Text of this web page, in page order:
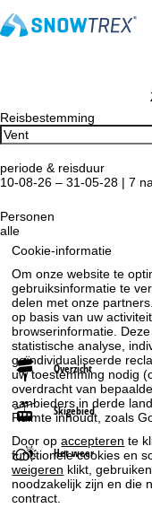
Cookie-informatie
Om onze website te
gebruiksinformatie te
delen met onze
op basis van uw
browserinformatie.
statistische analyse,
geïndividualiseerde
uw toestemming nodig
overdracht van
aanbieders in derde
Ruimte inhoudt, zoals
Door opaccepteren te
functionele cookies en
weigeren klikt,
noodzakelijk zijn en die
contract.
Reisbestemming
periode & reisduur
10-08-26 – 31-05-28 | 7
Personen
alle
Overzicht
Skigebied
Het weer